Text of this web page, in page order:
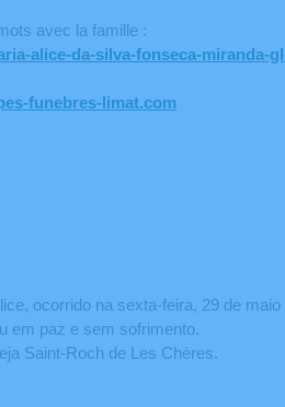
avec la famille :
alice-da-silva-fonseca-miranda-
funebres-limat.com
ocorrido na sexta-feira, 29 de
em paz e sem sofrimento.
Saint-Roch de Les Chères.